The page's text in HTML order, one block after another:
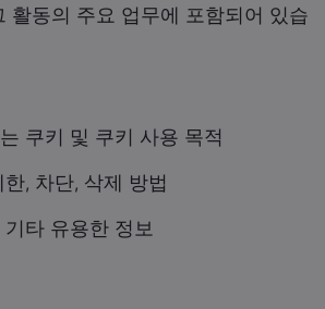
활동의 주요 업무에 포함되어 있습
쿠키 및 쿠키 사용 목적
, 차단, 삭제 방법
타 유용한 정보